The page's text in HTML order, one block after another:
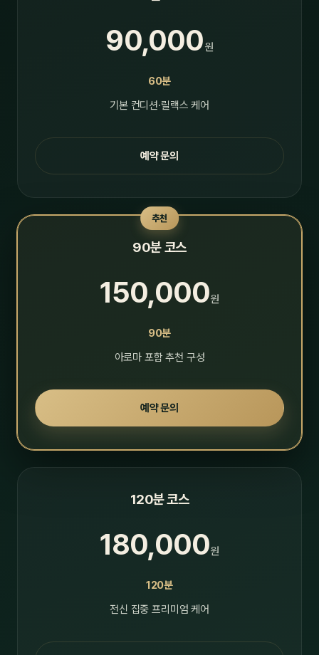
90,000원
60분
기본 컨디션·릴랙스 케어
예약 문의
추천
90분 코스
150,000원
90분
아로마 포함 추천 구성
예약 문의
120분 코스
180,000원
120분
전신 집중 프리미엄 케어